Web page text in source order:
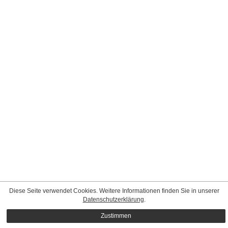
Diese Seite verwendet Cookies. Weitere Informationen finden Sie in unserer
Datenschutzerklärung.
Zustimmen